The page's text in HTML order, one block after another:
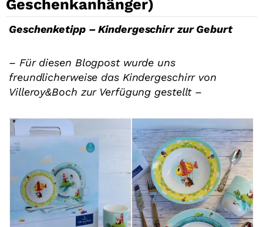
Geschenkanhänger)
Geschenketipp – Kindergeschirr zur Geburt
– Für diesen Blogpost wurde uns
freundlicherweise das Kindergeschirr von
Villeroy&Boch zur Verfügung gestellt –